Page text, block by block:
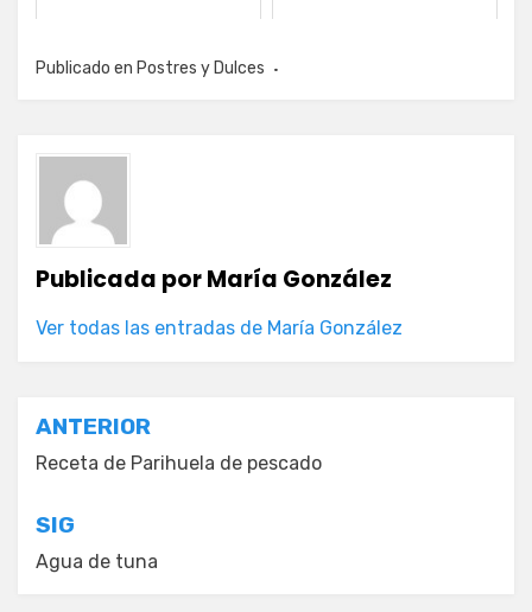
Publicado en Postres y Dulces
Publicada porMaría González
Ver todas las entradas de María González
Navegación
de
entradas
ANTERIOR
Receta de Parihuela de pescado
SIG
Agua de tuna